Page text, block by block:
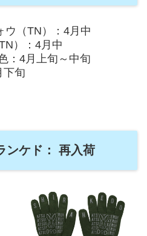
（TN）：4月中
）：4月中
：4月上旬～中旬
旬
ンケド： 再入荷